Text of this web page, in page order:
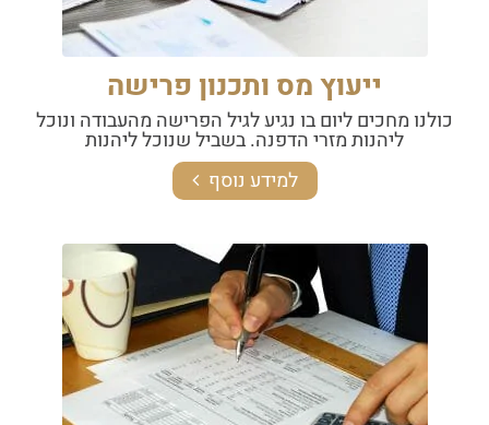
ייעוץ מס ותכנון פרישה
כולנו מחכים ליום בו נגיע לגיל הפרישה מהעבודה ונוכל
ליהנות מזרי הדפנה. בשביל שנוכל ליהנות
למידע נוסף